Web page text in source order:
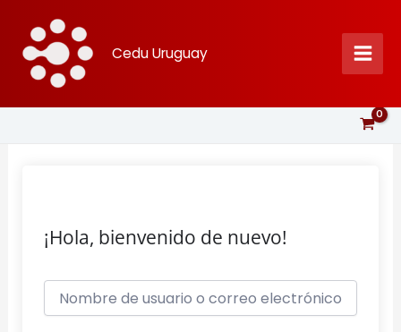
contenido
Cedu Uruguay
¡Hola, bienvenido de nuevo!